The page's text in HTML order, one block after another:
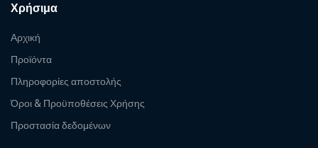
Χρήσιμα
Αρχική
Προϊόντα
Πληροφορίες αποστολής
Όροι & Προϋποθέσεις Χρήσης
Προστασία δεδομένων